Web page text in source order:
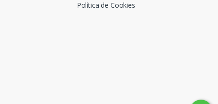
Política de Cookies